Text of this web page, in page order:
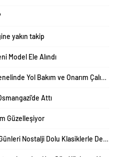
yakın takip
Model Ele Alındı
Yol Bakım ve Onarım Çalışması
Attı
Güzelleşiyor
Nostalji Dolu Klasiklerle Devam Ediyor